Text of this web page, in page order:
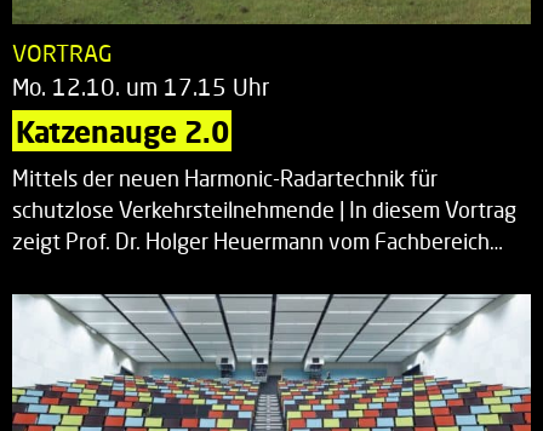
VORTRAG
Mo. 12.10. um 17.15 Uhr
Katzenauge 2.0
Mittels der neuen Harmonic-Radartechnik für
schutzlose Verkehrsteilnehmende | In diesem Vortrag
zeigt Prof. Dr. Holger Heuermann vom Fachbereich…